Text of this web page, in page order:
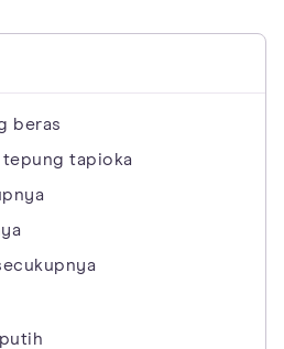
beras
tepung tapioka